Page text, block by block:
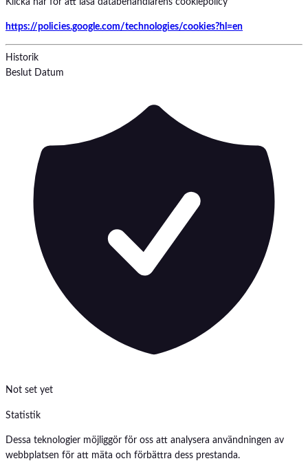
Klicka här för att läsa databehandlarens cookiepolicy
https://policies.google.com/technologies/cookies?hl=en
Historik
Beslut Datum
Not set yet
Statistik
Dessa teknologier möjliggör för oss att analysera användningen av
webbplatsen för att mäta och förbättra dess prestanda.